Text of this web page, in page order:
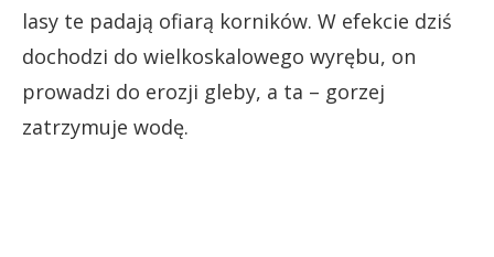
lasy te padają ofiarą korników. W efekcie dziś
dochodzi do wielkoskalowego wyrębu, on
prowadzi do erozji gleby, a ta – gorzej
zatrzymuje wodę.